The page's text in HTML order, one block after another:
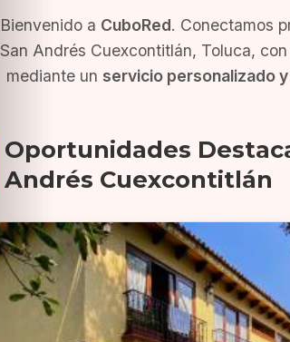
Bienvenido a CuboRed. Conectamos
San Andrés Cuexcontitlán, Toluca,
mediante un servicio personalizado
Oportunidades
Andrés Cuexcontitlán